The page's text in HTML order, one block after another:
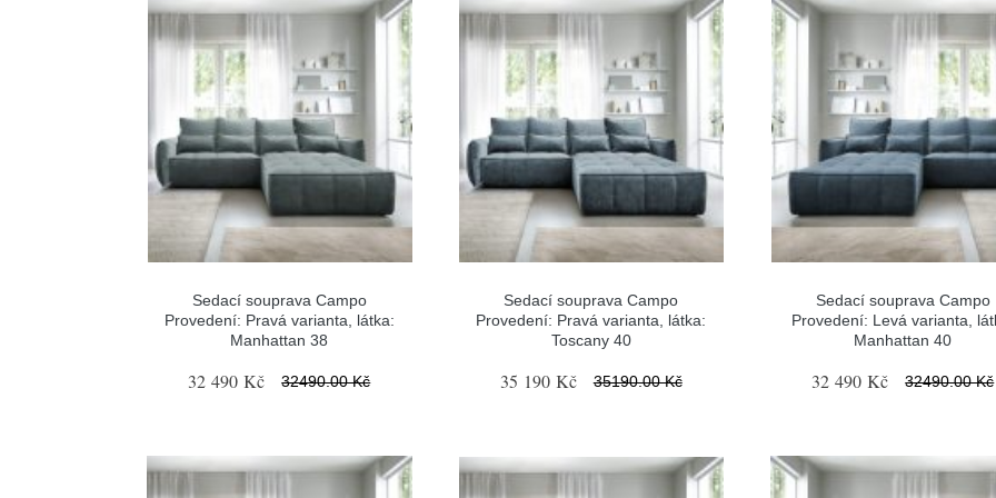
Sedací souprava Campo
Provedení: Pravá varianta, látka:
Manhattan 38
32 490 Kč 32490.00 Kč
Sedací souprava Campo
Provedení: Pravá varianta, látka:
Toscany 40
35 190 Kč 35190.00 Kč
Sedací souprava Campo
Provedení: Levá varianta,
Manhattan 40
32 490 Kč 32490.00 Kč